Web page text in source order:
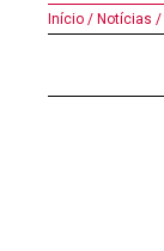
Início / Notícias /